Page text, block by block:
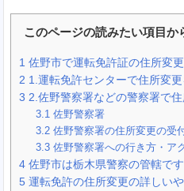
このページの読みたい項目か
1 佐野市で運転免許証の住所変
2 1.運転免許センターで住所変更
3 2.佐野警察署などの警察署で
3.1 佐野警察署
3.2 佐野警察署の住所変更の受
3.3 佐野警察署への行き方・ア
4 佐野市は栃木県警察の管轄です
5 運転免許の住所変更の詳しい